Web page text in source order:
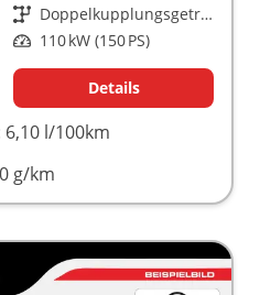
Getriebe
Doppelkupplungsgetriebe (DSG)
Leistung 110 kW (150 PS)
Details
6,10 l/100km
g/km